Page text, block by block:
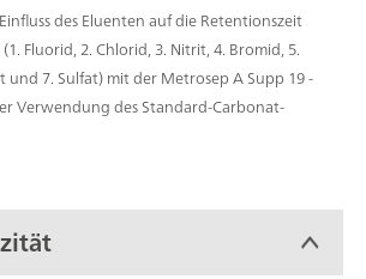
des Eluenten auf die Retentionszeit
Fluorid, 2. Chlorid, 3. Nitrit, 4. Bromid, 5.
und 7. Sulfat) mit der Metrosep A Supp 19 -
Verwendung des Standard-Carbonat-